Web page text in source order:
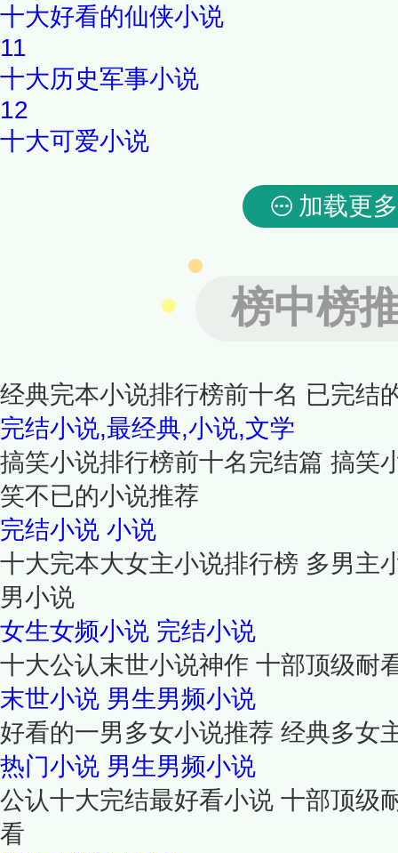
十大好看的仙侠小说
11
十大历史军事小说
12
十大可爱小说
加载更多
榜中榜
经典完本小说排行榜前十名 已完结
完结小说,最经典,小说,文学
搞笑小说排行榜前十名完结篇 搞笑
笑不已的小说推荐
完结小说 小说
十大完本大女主小说排行榜 多男主
男小说
女生女频小说 完结小说
十大公认末世小说神作 十部顶级耐
末世小说 男生男频小说
好看的一男多女小说推荐 经典多女
热门小说 男生男频小说
公认十大完结最好看小说 十部顶级
看